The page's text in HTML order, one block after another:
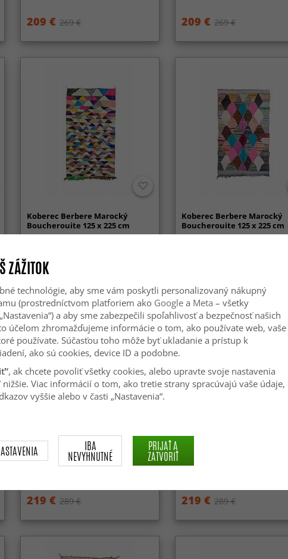
209 € 269 € 209 € 269 €
Koberec Berbere Marocký
Boucherouite 125 x 225 cm
Koberec Berbere Marocký
Boucherouite 125 x 225 cm
Koberec Berbere Marocký
219 € 289 €
Koberec Berbere Marocký
219 € 289 €
ZÁŽITOK
technológie, aby sme vám poskytli personalizovaný nákupný
(prostredníctvom platforiem ako Googlea Meta – všetky
a aby sme zabezpečili spoľahlivosť a bezpečnosť našich
účelom zhromažďujeme informácie o tom, ako používate web, vaše
používate. Súčasťou toho môže byť ukladanie a prístup k
ako sú cookies, device ID a podobne.
, ak chcete povoliť všetky cookies, alebo upravte svoje nastavenia
nižšie. Viac informácií o tom, ako tretie strany spracúvajú vaše údaje,
vyššie alebo v časti „Nastavenia“.
IBA
NEVYHNUTNÉ
PRIJAŤ A
ZATVORIŤ